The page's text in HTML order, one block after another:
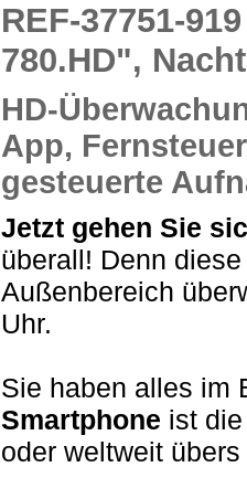
REF-37751-
780.HD",
HD-
App,
gesteuerte
Jetzt gehen Sie
überall! Denn
Außenbereich
Uhr.
Sie haben alles im
Smartphone ist
oder weltweit